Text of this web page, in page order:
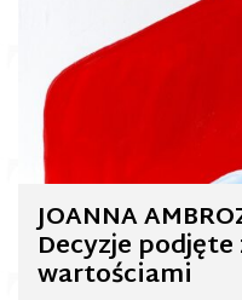
JOANNA
Decyzje
wartościami